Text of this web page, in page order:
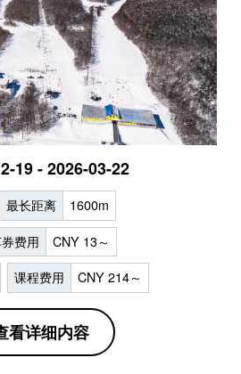
19 - 2026-03-22
最长距离 1600m
费用 CNY 13～
课程费用 CNY 214～
看详细内容